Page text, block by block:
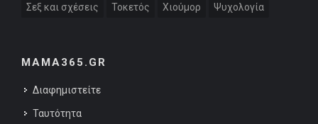
Σεξ και σχέσεις Τοκετός Χιούμορ Ψυχολογία
MAMA365.GR
Διαφημιστείτε
Ταυτότητα